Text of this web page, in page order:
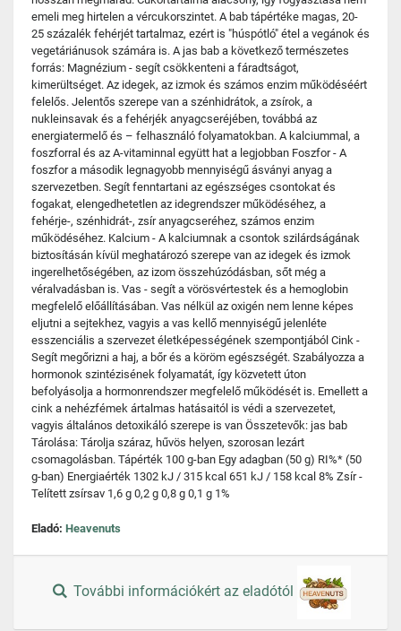
emeli meg hirtelen a vércukorszintet. A bab tápértéke magas, 20-
25 százalék fehérjét tartalmaz, ezért is "húspótló" étel a vegánok és
vegetáriánusok számára is. A jas bab a következő természetes
forrás: Magnézium - segít csökkenteni a fáradtságot,
kimerültséget. Az idegek, az izmok és számos enzim működéséért
felelős. Jelentős szerepe van a szénhidrátok, a zsírok, a
nukleinsavak és a fehérjék anyagcseréjében, továbbá az
energiatermelő és – felhasználó folyamatokban. A kalciummal, a
foszforral és az A-vitaminnal együtt hat a legjobban Foszfor - A
foszfor a második legnagyobb mennyiségű ásványi anyag a
szervezetben. Segít fenntartani az egészséges csontokat és
fogakat, elengedhetetlen az idegrendszer működéséhez, a
fehérje-, szénhidrát-, zsír anyagcseréhez, számos enzim
működéséhez. Kalcium - A kalciumnak a csontok szilárdságának
biztosításán kívül meghatározó szerepe van az idegek és izmok
ingerelhetőségében, az izom összehúzódásban, sőt még a
véralvadásban is. Vas - segít a vörösvértestek és a hemoglobin
megfelelő előállításában. Vas nélkül az oxigén nem lenne képes
eljutni a sejtekhez, vagyis a vas kellő mennyiségű jelenléte
esszenciális a szervezet életképességének szempontjából Cink -
Segít megőrizni a haj, a bőr és a köröm egészségét. Szabályozza a
hormonok szintézisének folyamatát, így közvetett úton
befolyásolja a hormonrendszer megfelelő működését is. Emellett a
cink a nehézfémek ártalmas hatásaitól is védi a szervezetet,
vagyis általános detoxikáló szerepe is van Összetevők: jas bab
Tárolása: Tárolja száraz, hűvös helyen, szorosan lezárt
csomagolásban. Tápérték 100 g-ban Egy adagban (50 g) RI%* (50
g-ban) Energiaérték 1302 kJ / 315 kcal 651 kJ / 158 kcal 8% Zsír -
Telített zsírsav 1,6 g 0,2 g 0,8 g 0,1 g 1%
Eladó: Heavenuts
További információkért az eladótól